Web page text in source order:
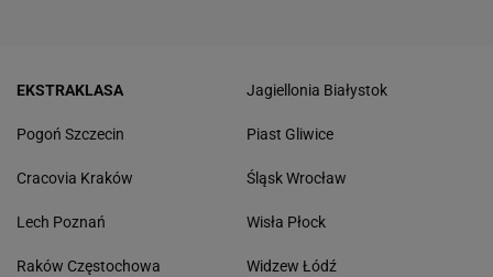
EKSTRAKLASA
Pogoń Szczecin
Cracovia Kraków
Lech Poznań
Raków Częstochowa
Jagiellonia Białystok
Piast Gliwice
Śląsk Wrocław
Wisła Płock
Widzew Łódź